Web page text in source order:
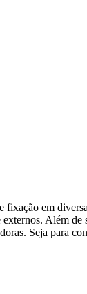
em
Além
Seja para